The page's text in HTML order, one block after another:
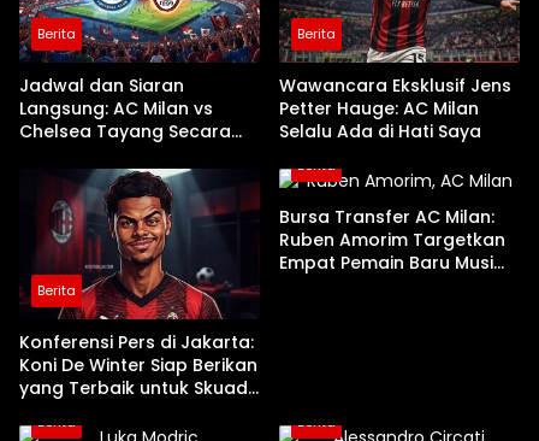
Berita
Jadwal dan Siaran
Langsung: AC Milan vs
Chelsea Tayang Secara
Berita
Wawancara Eksklusif Jens
Petter Hauge: AC Milan
Selalu Ada di Hati Saya
Berita
Konferensi Pers di Jakarta:
Koni De Winter Siap Berikan
yang Terbaik untuk Skuad
Berita
Bursa Transfer AC Milan:
Ruben Amorim Targetkan
Empat Pemain Baru Musim
Berita Berita